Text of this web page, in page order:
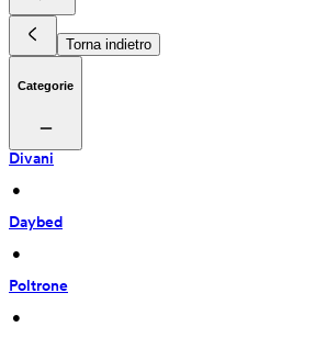
Torna indietro
Categorie
Divani
•
Daybed
•
Poltrone
•